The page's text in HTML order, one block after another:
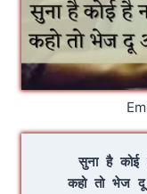
सुना है कोई
कहो तो भेज